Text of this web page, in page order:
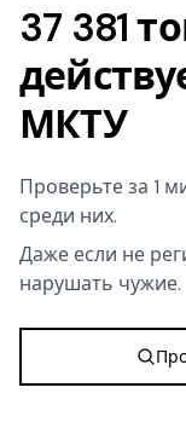
37 381
МКТУ
Проверьте за 1
среди них.
Даже если не
нарушать чужие.